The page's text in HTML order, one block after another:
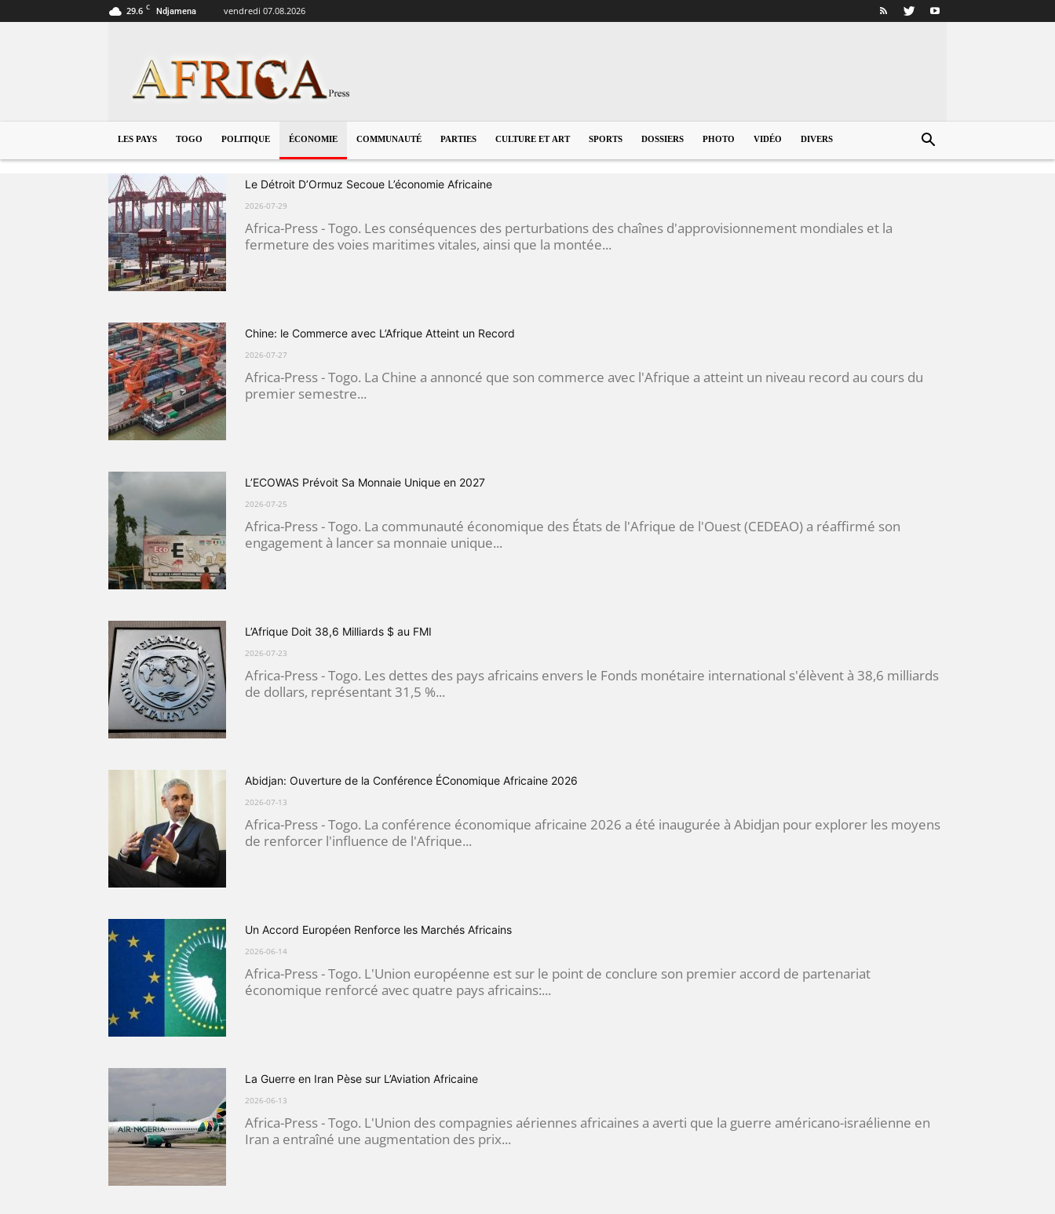
29.6 C Ndjamena vendredi 07.08.2026
LES PAYS TOGO POLITIQUE ÉCONOMIE COMMUNAUTÉ PARTIES CULTURE ET ART SPORTS DOSSIERS PHOTO VIDÉO DIVERS
Le Détroit D’Ormuz Secoue L’économie Africaine
2026-07-29
Africa-Press - Togo. Les conséquences des perturbations des chaînes d'approvisionnement mondiales et la
fermeture des voies maritimes vitales, ainsi que la montée...
Chine: le Commerce avec L’Afrique Atteint un Record
2026-07-27
Africa-Press - Togo. La Chine a annoncé que son commerce avec l'Afrique a atteint un niveau record au cours du
premier semestre...
L’ECOWAS Prévoit Sa Monnaie Unique en 2027
2026-07-25
Africa-Press - Togo. La communauté économique des États de l'Afrique de l'Ouest (CEDEAO) a réaffirmé son
engagement à lancer sa monnaie unique...
L’Afrique Doit 38,6 Milliards $ au FMI
2026-07-23
Africa-Press - Togo. Les dettes des pays africains envers le Fonds monétaire international s'élèvent à 38,6 milliards
de dollars, représentant 31,5 %...
Abidjan: Ouverture de la Conférence ÉConomique Africaine 2026
2026-07-13
Africa-Press - Togo. La conférence économique africaine 2026 a été inaugurée à Abidjan pour explorer les moyens
de renforcer l'influence de l'Afrique...
Un Accord Européen Renforce les Marchés Africains
2026-06-14
Africa-Press - Togo. L'Union européenne est sur le point de conclure son premier accord de partenariat
économique renforcé avec quatre pays africains:...
La Guerre en Iran Pèse sur L’Aviation Africaine
2026-06-13
Africa-Press - Togo. L'Union des compagnies aériennes africaines a averti que la guerre américano-israélienne en
Iran a entraîné une augmentation des prix...